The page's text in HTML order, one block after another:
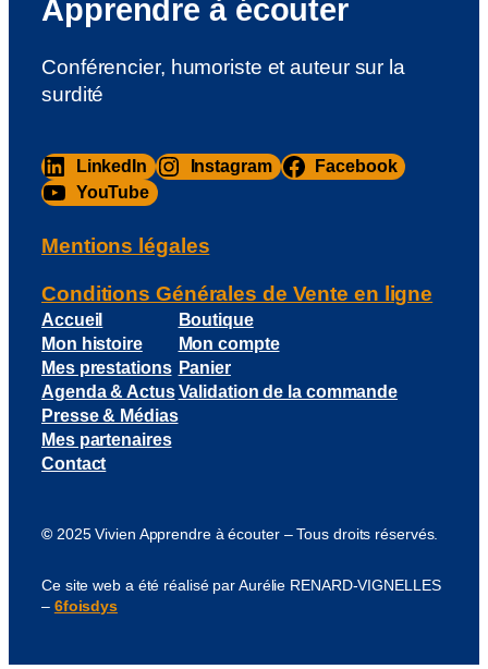
Apprendre à écouter
Conférencier, humoriste et auteur sur la
surdité
LinkedIn Instagram
Facebook
YouTube
Mentions légales
Conditions Générales de Vente en ligne
Accueil
Mon histoire
Mes prestations
Agenda & Actus
Presse & Médias
Mes partenaires
Contact
Boutique
Mon compte
Panier
Validation de la commande
© 2025 Vivien Apprendre à écouter – Tous droits réservés.
Ce site web a été réalisé par Aurélie RENARD-VIGNELLES
– 6foisdys